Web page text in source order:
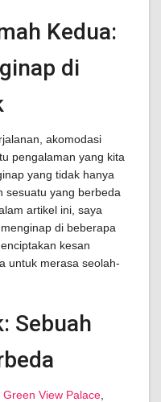
Kedua:
di
akomodasi
pengalaman yang kita
yang tidak hanya
sesuatu yang berbeda
artikel ini, saya
di beberapa
kesan
untuk merasa seolah-
Sebuah
Green View Palace